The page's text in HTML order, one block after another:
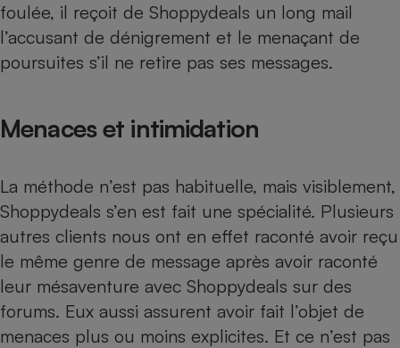
foulée, il reçoit de Shoppydeals un long mail
l’accusant de dénigrement et le menaçant de
poursuites s’il ne retire pas ses messages.
Menaces et intimidation
La méthode n’est pas habituelle, mais visiblement,
Shoppydeals s’en est fait une spécialité. Plusieurs
autres clients nous ont en effet raconté avoir reçu
le même genre de message après avoir raconté
leur mésaventure avec Shoppydeals sur des
forums. Eux aussi assurent avoir fait l’objet de
menaces plus ou moins explicites. Et ce n’est pas
Lave-linge
Plaque de cuisson à
induction
Smartphone
Climatiseur -
Ventilateur
Antimoustique